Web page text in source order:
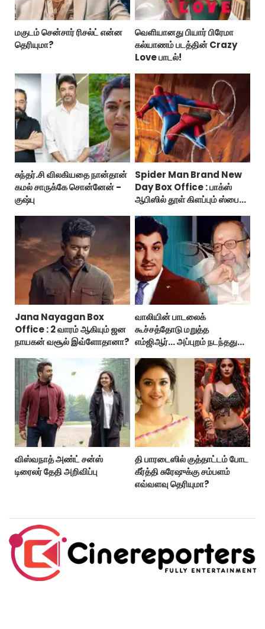
மகுடம் சென்சார் ரிசல்ட் என்ன
தெரியுமா?
வெளியானது பியார் பிரேமா
கல்யாணம் படத்தின் Crazy
Love பாடல்!
சுந்தர்.சி விலகியதை நான்தான்
கமல் சாருக்கே சொன்னேன் -
குஷ்பு
Spider Man Brand New
Day Box Office : பாக்ஸ்
ஆபிஸில் தூள் கிளப்பும் ஸ்பைடர்
Jana Nayagan Box
Office : 2 வாரம் ஆகியும் ஜன
நாயகன் வசூல் இவ்ளோதானா?
வாலியின் பாடலைக்
கூச்சத்தோடு மறுத்த
எம்ஜிஆர்... அப்புறம் நடந்தது
விஸ்வநாத் அண்ட் சன்ஸ்
டிரைலர் தேதி அறிவிப்பு
தி பாரடைஸில் குத்தாட்டம் போட
கீர்த்தி சுரேஷுக்கு சம்பளம்
எவ்வளவு தெரியுமா?